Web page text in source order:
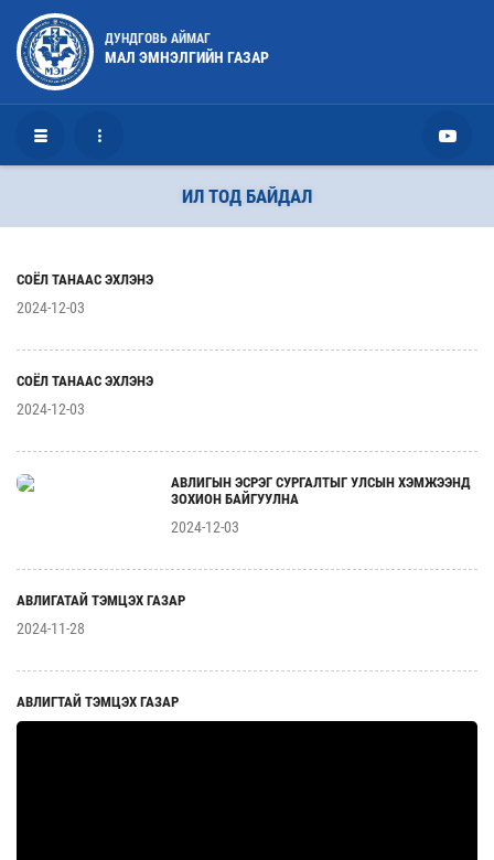
ДУНДГОВЬ АЙМАГ
МАЛ ЭМНЭЛГИЙН ГАЗАР
ИЛ ТОД БАЙДАЛ
СОЁЛ ТАНААС ЭХЛЭНЭ
2024-12-03
СОЁЛ ТАНААС ЭХЛЭНЭ
2024-12-03
АВЛИГЫН ЭСРЭГ СУРГАЛТЫГ УЛСЫН ХЭМЖЭЭНД
ЗОХИОН БАЙГУУЛНА
2024-12-03
АВЛИГАТАЙ ТЭМЦЭХ ГАЗАР
2024-11-28
АВЛИГТАЙ ТЭМЦЭХ ГАЗАР